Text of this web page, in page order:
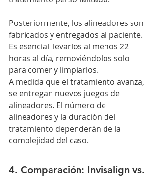
Posteriormente, los alineadores son
fabricados y entregados al paciente.
Es esencial llevarlos al menos 22
horas al día, removiéndolos solo
para comer y limpiarlos.
A medida que el tratamiento avanza,
se entregan nuevos juegos de
alineadores. El número de
alineadores y la duración del
tratamiento dependerán de la
complejidad del caso.
4. Comparación: Invisalign vs.